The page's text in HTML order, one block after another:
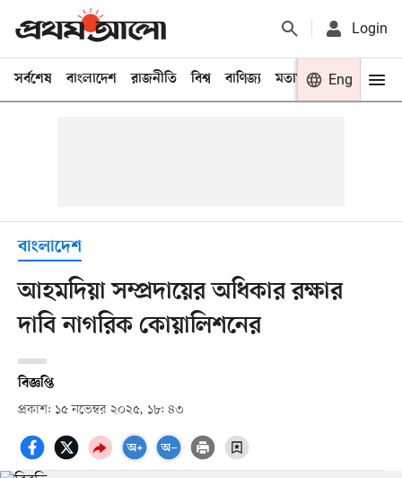
Login
সর্বশেষ বাংলাদেশ রাজনীতি বিশ্ব বাণিজ্য মতামত খেলা
Eng
বাংলাদেশ
আহমদিয়া সম্প্রদায়ের অধিকার রক্ষার
দাবি নাগরিক কোয়ালিশনের
বিজ্ঞপ্তি
প্রকাশ: ১৫ নভেম্বর ২০২৫, ১৮: ৪৩